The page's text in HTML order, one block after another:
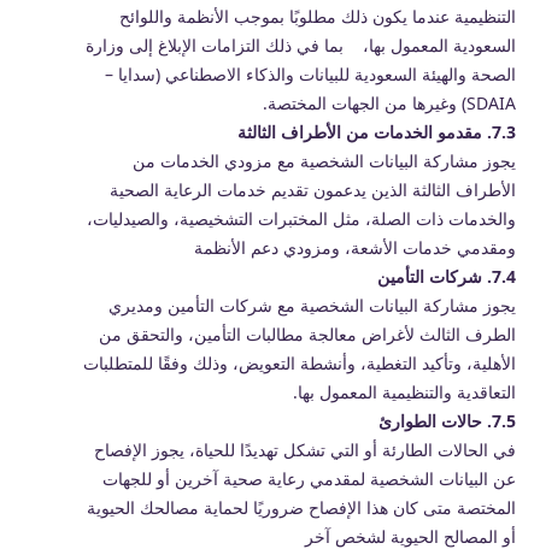
التنظيمية عندما يكون ذلك مطلوبًا بموجب الأنظمة واللوائح
السعودية المعمول بها، بما في ذلك التزامات الإبلاغ إلى وزارة
الصحة والهيئة السعودية للبيانات والذكاء الاصطناعي (سدايا –
SDAIA) وغيرها من الجهات المختصة.
7.3. مقدمو الخدمات من الأطراف الثالثة
يجوز مشاركة البيانات الشخصية مع مزودي الخدمات من
الأطراف الثالثة الذين يدعمون تقديم خدمات الرعاية الصحية
والخدمات ذات الصلة، مثل المختبرات التشخيصية، والصيدليات،
ومقدمي خدمات الأشعة، ومزودي دعم الأنظمة
7.4. شركات التأمين
يجوز مشاركة البيانات الشخصية مع شركات التأمين ومديري
الطرف الثالث لأغراض معالجة مطالبات التأمين، والتحقق من
الأهلية، وتأكيد التغطية، وأنشطة التعويض، وذلك وفقًا للمتطلبات
التعاقدية والتنظيمية المعمول بها.
7.5. حالات الطوارئ
في الحالات الطارئة أو التي تشكل تهديدًا للحياة، يجوز الإفصاح
عن البيانات الشخصية لمقدمي رعاية صحية آخرين أو للجهات
المختصة متى كان هذا الإفصاح ضروريًا لحماية مصالحك الحيوية
أو المصالح الحيوية لشخص آخر